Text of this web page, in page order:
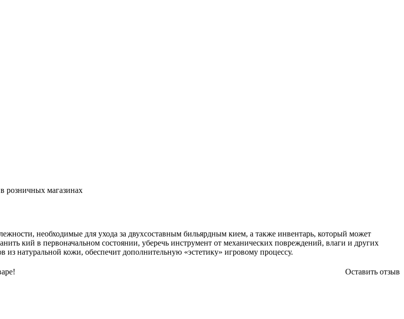
розничных магазинах
необходимые для ухода за двухсоставным бильярдным кием, а также инвентарь, который может
кий в первоначальном состоянии, уберечь инструмент от механических повреждений, влаги и других
натуральной кожи, обеспечит дополнительную «эстетику» игровому процессу.
Оставить отзыв